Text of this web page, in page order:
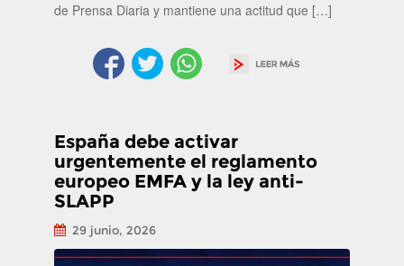
de Prensa Diaria y mantiene una actitud que […]
España debe activar
urgentemente el reglamento
europeo EMFA y la ley anti-
SLAPP
29 junio, 2026